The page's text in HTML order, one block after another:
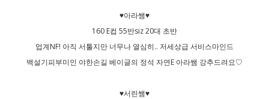
♥아라쌤♥
160 E컵 55반siz 20대 초반
업계NF! 아직 서툴지만 너무나 열심히.. 저세상급 서비스마인드
백설기피부미인 야한손길 베이글의 정석 자연E 아라쌤 강추드려요♡
♥서린쌤♥